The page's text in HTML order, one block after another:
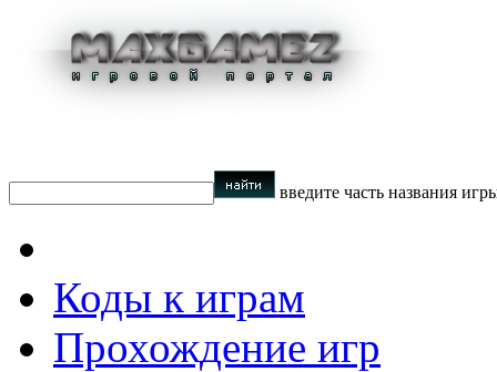
введите часть названия
Коды к играм
Прохождение игр